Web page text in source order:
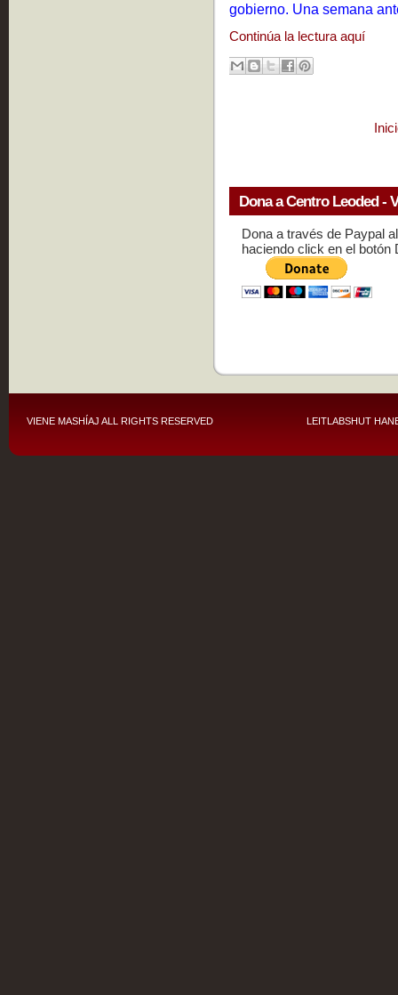
gobierno. Una semana
Continúa la lectura aquí
Dona a Centro Leoded -
Dona a través de Paypal
haciendo click en el botón
VIENE MASHÍAJ ALL RIGHTS RESERVED LEITLABSHUT